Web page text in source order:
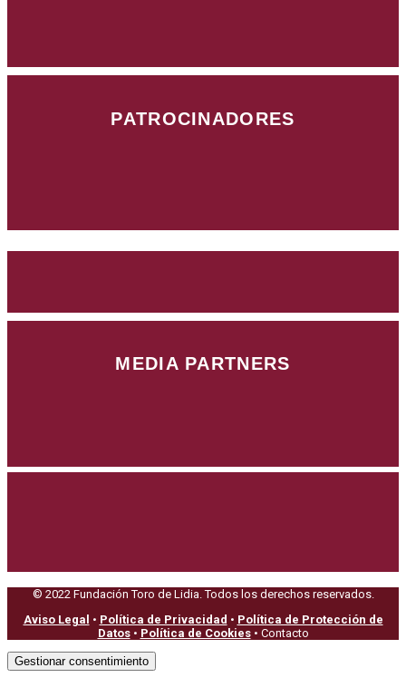
PATROCINADORES
MEDIA PARTNERS
© 2022 Fundación Toro de Lidia. Todos los derechos reservados.
Aviso Legal • Política de Privacidad • Política de Protección de
Datos• Política de Cookies• Contacto
Gestionar consentimiento